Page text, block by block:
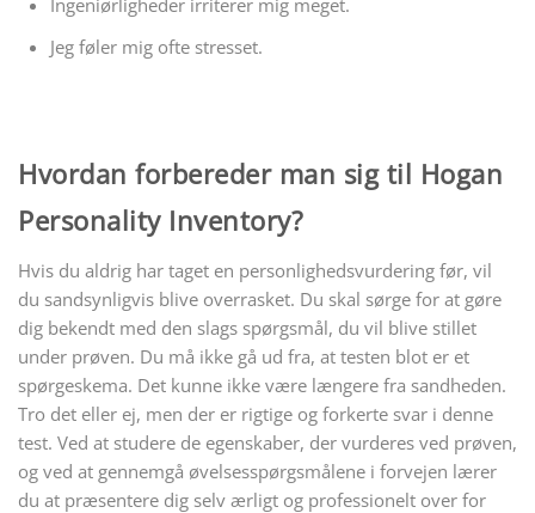
Jeg føler mig ofte stresset.
Hvordan forbereder man sig til Hogan
Personality Inventory?
Hvis du aldrig har taget en personlighedsvurdering før, vil
du sandsynligvis blive overrasket. Du skal sørge for at gøre
dig bekendt med den slags spørgsmål, du vil blive stillet
under prøven. Du må ikke gå ud fra, at testen blot er et
spørgeskema. Det kunne ikke være længere fra sandheden.
Tro det eller ej, men der er rigtige og forkerte svar i denne
test. Ved at studere de egenskaber, der vurderes ved prøven,
og ved at gennemgå øvelsesspørgsmålene i forvejen lærer
du at præsentere dig selv ærligt og professionelt over for